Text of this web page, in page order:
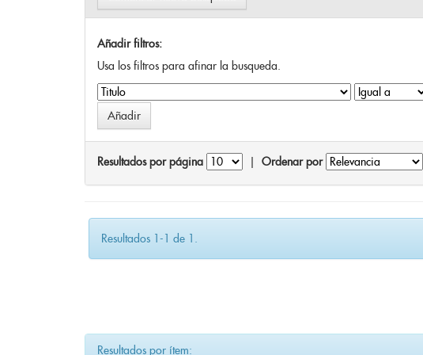
Añadir filtros:
Usa los filtros para afinar la busqueda.
Resultados por página Ordenar por
Resultados 1-1 de 1.
Resultados por ítem: